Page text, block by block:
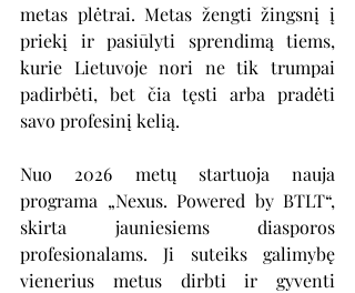
metas plėtrai. Metas žengti žingsnį į
priekį ir pasiūlyti sprendimą tiems,
kurie Lietuvoje nori ne tik trumpai
padirbėti, bet čia tęsti arba pradėti
savo profesinį kelią.
Nuo 2026 metų startuoja nauja
programa „Nexus. Powered by BTLT“,
skirta jauniesiems diasporos
profesionalams. Ji suteiks galimybę
vienerius metus dirbti ir gyventi